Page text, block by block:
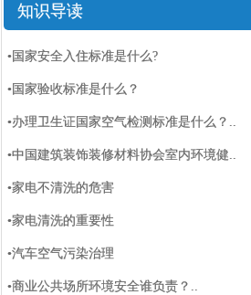
知识导读
•国家安全入住标准是什么?
•国家验收标准是什么？
•办理卫生证国家空气检测标准是什么？..
•中国建筑装饰装修材料协会室内环境健..
•家电不清洗的危害
•家电清洗的重要性
•汽车空气污染治理
•商业公共场所环境安全谁负责？..